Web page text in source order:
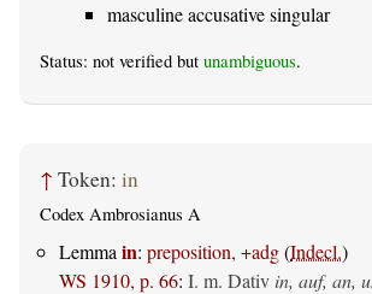
masculine accusative singular
Status: not verified but unambiguous.
↑ Token: in
Codex Ambrosianus A
Lemma in: preposition, +adg(Indecl.)
WS 1910, p. 66: I. m. Dativ in, auf, an,